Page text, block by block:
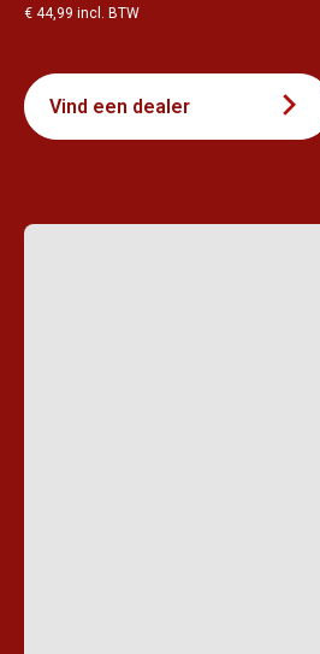
€ 44,99 incl. BTW
Vind een dealer